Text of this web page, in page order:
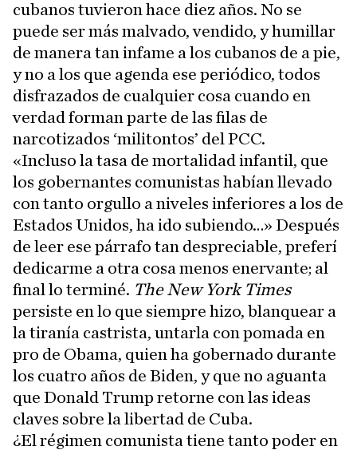
cubanos tuvieron hace diez años. No se
puede ser más malvado, vendido, y humillar
de manera tan infame a los cubanos de a pie,
y no a los que agenda ese periódico, todos
disfrazados de cualquier cosa cuando en
verdad forman parte de las filas de
narcotizados ‘militontos’ del PCC.
«Incluso la tasa de mortalidad infantil, que
los gobernantes comunistas habían llevado
con tanto orgullo a niveles inferiores a los de
Estados Unidos, ha ido subiendo…» Después
de leer ese párrafo tan despreciable, preferí
dedicarme a otra cosa menos enervante; al
final lo terminé. The New York Times
persiste en lo que siempre hizo, blanquear a
la tiranía castrista, untarla con pomada en
pro de Obama, quien ha gobernado durante
los cuatro años de Biden, y que no aguanta
que Donald Trump retorne con las ideas
claves sobre la libertad de Cuba.
¿El régimen comunista tiene tanto poder en